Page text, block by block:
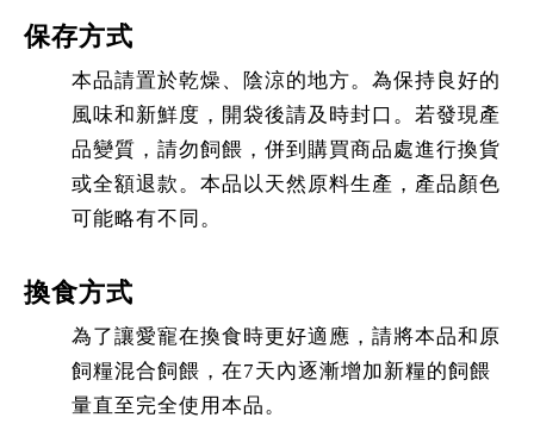
保存方式
本品請置於乾燥、陰涼的地方。為保持良好的
風味和新鮮度，開袋後請及時封口。若發現產
品變質，請勿飼餵，併到購買商品處進行換貨
或全額退款。本品以天然原料生產，產品顏色
可能略有不同。
換食方式
為了讓愛寵在換食時更好適應，請將本品和原
飼糧混合飼餵，在7天內逐漸增加新糧的飼餵
量直至完全使用本品。